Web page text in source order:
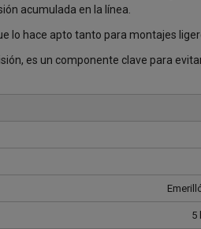
acumulada en la línea.
lo hace apto tanto para montajes
es un componente clave para
5